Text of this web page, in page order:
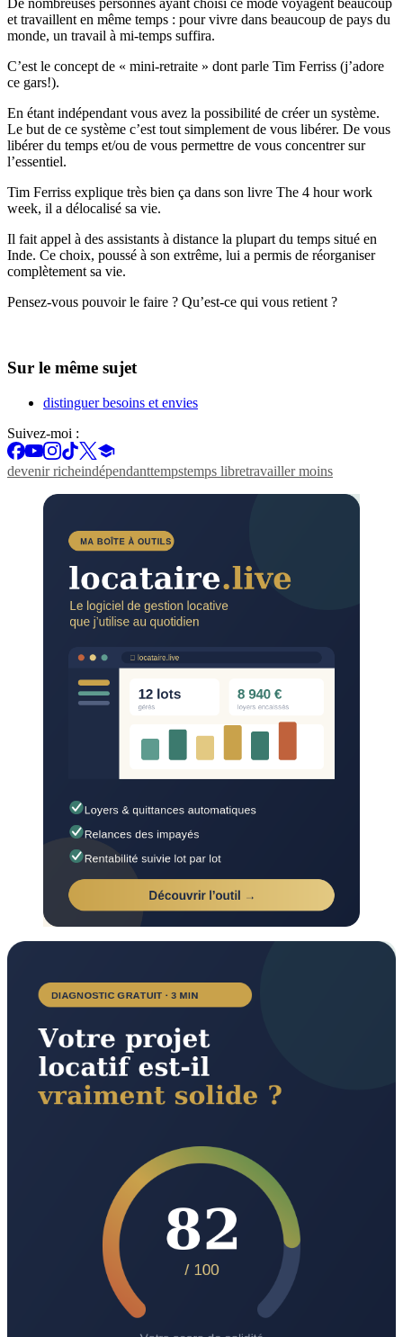
De nombreuses personnes ayant choisi ce mode voyagent beaucoup
et travaillent en même temps : pour vivre dans beaucoup de pays du
monde, un travail à mi-temps suffira.
C’est le concept de « mini-retraite » dont parle Tim Ferriss (j’adore
ce gars!).
En étant indépendant vous avez la possibilité de créer un système.
Le but de ce système c’est tout simplement de vous libérer. De vous
libérer du temps et/ou de vous permettre de vous concentrer sur
l’essentiel.
Tim Ferriss explique très bien ça dans son livre The 4 hour work
week, il a délocalisé sa vie.
Il fait appel à des assistants à distance la plupart du temps situé en
Inde. Ce choix, poussé à son extrême, lui a permis de réorganiser
complètement sa vie.
Pensez-vous pouvoir le faire ? Qu’est-ce qui vous retient ?
Sur le même sujet
distinguer besoins et envies
Suivez-moi :
devenir richeindépendanttempstemps libretravailler moins